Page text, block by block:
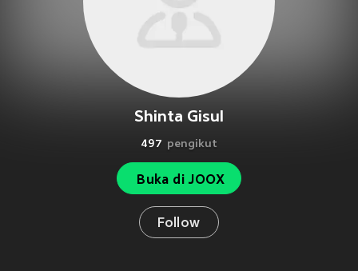
Shinta Gisul
497 pengikut
Buka di JOOX
Follow